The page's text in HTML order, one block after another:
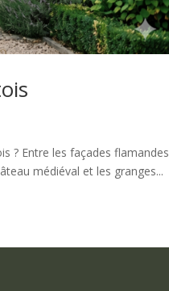
? Entre les façades flamandes
médiéval et les granges...